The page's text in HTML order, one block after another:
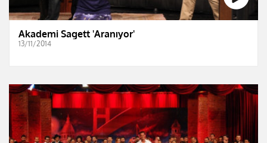
Akademi Sagett 'Aranıyor'
13/11/2014